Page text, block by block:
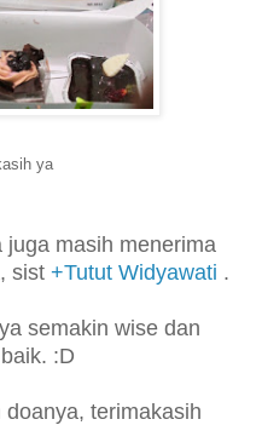
ya
masih menerima
sist +Tutut Widyawati .
semakin wise dan
:D
terimakasih